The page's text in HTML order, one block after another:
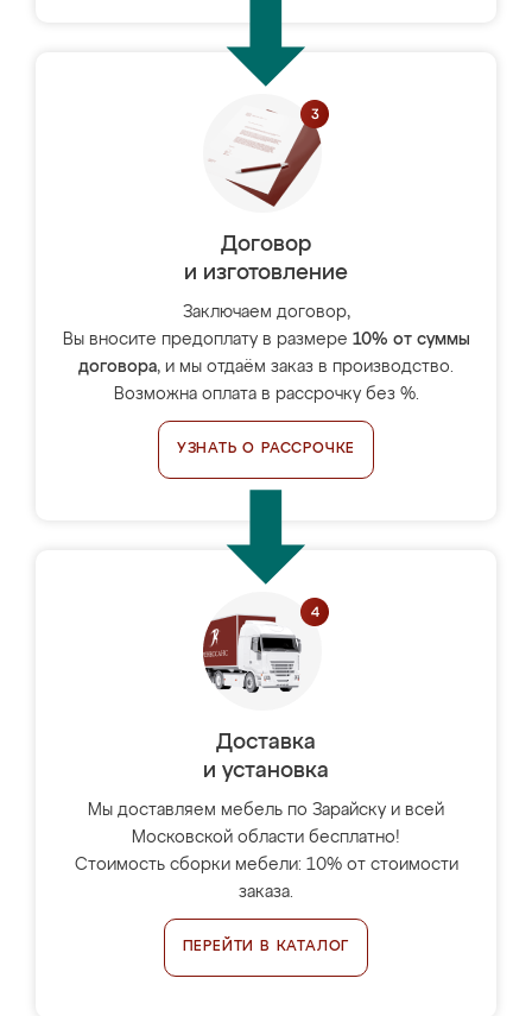
Договор
и изготовление
Заключаем договор,
Вы вносите предоплату в размере 10% от суммы
договора, и мы отдаём заказ в производство.
Возможна оплата в рассрочку без %.
УЗНАТЬ О РАССРОЧКЕ
Доставка
и установка
Мы доставляем мебель по Зарайску и всей
Московской области бесплатно!
Стоимость сборки мебели: 10% от стоимости
заказа.
ПЕРЕЙТИ В КАТАЛОГ